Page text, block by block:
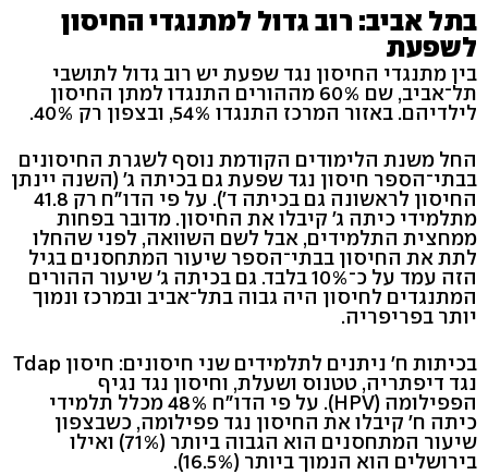
בתל אביב: רוב גדול למתנגדי החיסון
לשפעת
בין מתנגדי החיסון נגד שפעת יש רוב גדול לתושבי
תל־אביב, שם 60% מההורים התנגדו למתן החיסון
לילדיהם. באזור המרכז התנגדו 54%, ובצפון רק 40%.
החל משנת הלימודים הקודמת נוסף לשגרת החיסונים
בבתי־הספר חיסון נגד שפעת גם בכיתה ג' (השנה יינתן
החיסון לראשונה גם בכיתה ד'). על פי הדו"ח רק 41.8
מתלמידי כיתה ג' קיבלו את החיסון. מדובר בפחות
ממחצית התלמידים, אבל לשם השוואה, לפני שהחלו
לתת את החיסון בבתי־הספר שיעור המתחסנים בגיל
הזה עמד על כ־10% בלבד. גם בכיתה ג' שיעור ההורים
המתנגדים לחיסון היה גבוה בתל־אביב ובמרכז ונמוך
יותר בפריפריה.
בכיתות ח' ניתנים לתלמידים שני חיסונים: חיסון Tdap
נגד דיפתריה, טטנוס ושעלת, וחיסון נגד נגיף
הפפילומה (HPV). על פי הדו"ח 48% מכלל תלמידי
כיתה ח' קיבלו את החיסון נגד פפילומה, כשבצפון
שיעור המתחסנים הוא הגבוה ביותר (71%) ואילו
בירושלים הוא הנמוך ביותר (16.5%).